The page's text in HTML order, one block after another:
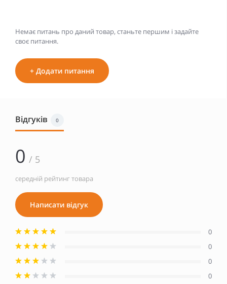
Немає питань про даний товар, станьте першим і задайте
своє питання.
+ Додати питання
Відгуків 0
0 / 5
середній рейтинг товара
Написати відгук
0
0
0
0